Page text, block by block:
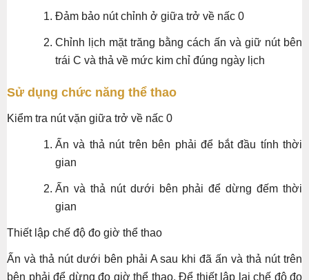
Đảm bảo nút chỉnh ở giữa trở về nấc 0
Chỉnh lịch mặt trăng bằng cách ấn và giữ nút bên
trái C và thả về mức kim chỉ đúng ngày lịch
Sử dụng chức năng thể thao
Kiểm tra nút vặn giữa trở về nấc 0
Ấn và thả nút trên bên phải để bắt đầu tính thời
gian
Ấn và thả nút dưới bên phải để dừng đếm thời
gian
Thiết lập chế độ đo giờ thể thao
Ấn và thả nút dưới bên phải A sau khi đã ấn và thả nút trên
bên phải để dừng đo giờ thể thao. Để thiết lập lại chế độ đo